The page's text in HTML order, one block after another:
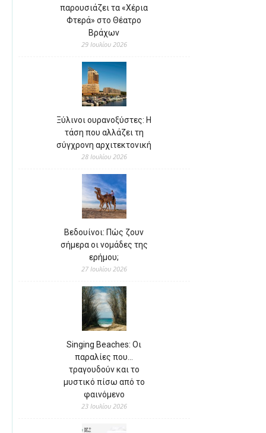
παρουσιάζει τα «Χέρια
Φτερά» στο Θέατρο
Βράχων
29 Ιουλίου 2026
Ξύλινοι ουρανοξύστες: Η
τάση που αλλάζει τη
σύγχρονη αρχιτεκτονική
28 Ιουλίου 2026
Βεδουίνοι: Πώς ζουν
σήμερα οι νομάδες της
ερήμου;
27 Ιουλίου 2026
Singing Beaches: Οι
παραλίες που…
τραγουδούν και το
μυστικό πίσω από το
φαινόμενο
23 Ιουλίου 2026